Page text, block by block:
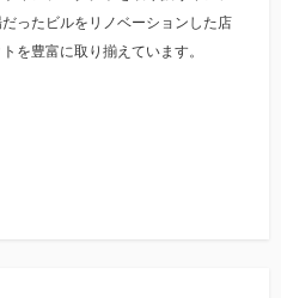
ったビルをリノベーションした店
を豊富に取り揃えています。